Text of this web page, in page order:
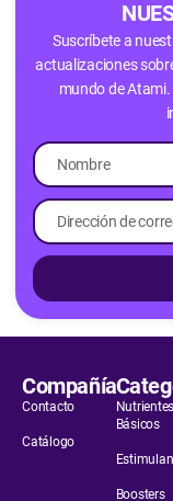
Suscríbete a
actualizaciones
mundo de Atami.
Compañía
Contacto
Catálogo
Nutrientes
Básicos
Boosters